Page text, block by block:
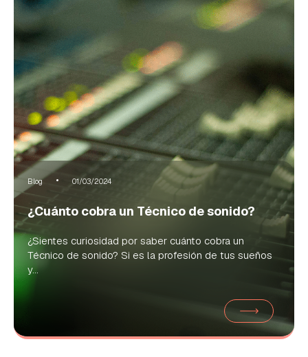
Blog 01/03/2024
¿Cuánto cobra un Técnico de sonido?
¿Sientes curiosidad por saber cuánto cobra un
Técnico de sonido? Si es la profesión de tus sueños
y...